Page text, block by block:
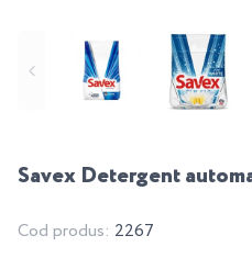
Savex Detergent
Cod produs: 2267